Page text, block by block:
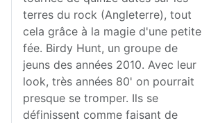
terres du rock (Angleterre), tout
cela grâce à la magie d'une petite
fée. Birdy Hunt, un groupe de
jeuns des années 2010. Avec leur
look, très années 80' on pourrait
presque se tromper. Ils se
définissent comme faisant de